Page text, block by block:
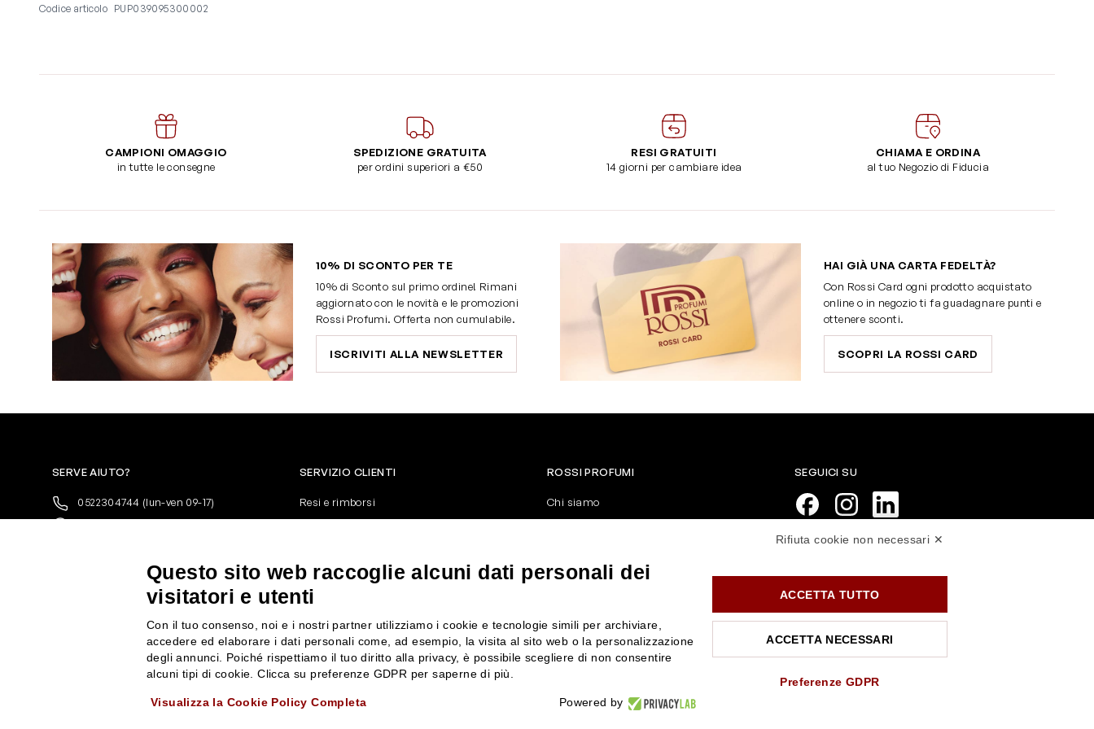
Codice articolo PUP039095300002
CAMPIONI OMAGGIO
in tutte le consegne
SPEDIZIONE GRATUITA
per ordini superiori a €50
RESI GRATUITI
14 giorni per cambiare idea
CHIAMA E ORDINA
al tuo Negozio di Fiducia
10% DI SCONTO PER TE
10% di Sconto sul primo ordine! Rimani
aggiornato con le novità e le promozioni
Rossi Profumi. Offerta non cumulabile.
ISCRIVITI ALLA NEWSLETTER
HAI GIÀ UNA CARTA FEDELTÀ?
Con Rossi Card ogni prodotto acquistato
online o in negozio ti fa guadagnare punti e
ottenere sconti.
SCOPRI LA ROSSI CARD
SERVE AIUTO?
0522304744 (lun-ven 09-17)
+39 3346440838
SEGUICI SU
SERVIZIO CLIENTI
Resi e rimborsi
Pagamenti
Condizioni generali di vendita
Privacy Policy
Cookies
ROSSI PROFUMI
Chi siamo
Contattaci
Attiva la Rossi Card
Lavora con noi
Segnalazione (Whistleblowing)
10% di Sconto sul primo ordine! *
Iscriviti alla newsletter e rimani
aggiornato con le novità e le promozioni
Rossi Profumi.
*Il Buono non si applica su Articoli in
Promozione
Rifiuta cookie non necessari ✕
Questo sito web raccoglie alcuni dati personali dei
visitatori e utenti
Con il tuo consenso, noi e i nostri partner utilizziamo i cookie e tecnologie simili per archiviare,
accedere ed elaborare i dati personali come, ad esempio, la visita al sito web o la personalizzazione
degli annunci. Poiché rispettiamo il tuo diritto alla privacy, è possibile scegliere di non consentire
alcuni tipi di cookie. Clicca su preferenze GDPR per saperne di più.
Visualizza la Cookie Policy Completa Powered by
ACCETTA TUTTO
ACCETTA NECESSARI
Preferenze GDPR